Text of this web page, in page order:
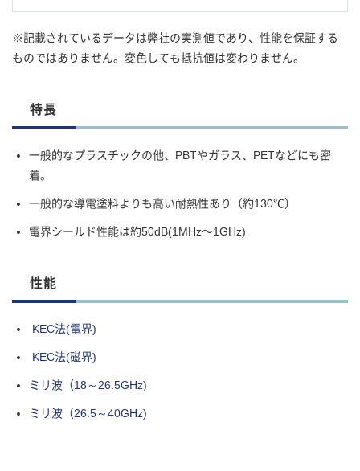
※記載されているデータは弊社の実測値であり、性能を保証する
ものではありません。変色しても抵抗値は変わりません。
特長
一般的なプラスチックの他、PBTやガラス、PETなどにも密
着。
一般的な導電塗料よりも高い耐熱性あり（約130℃）
電界シールド性能は約50dB(1MHz〜1GHz)
性能
KEC法(電界)
KEC法(磁界)
ミリ波（18～26.5GHz)
ミリ波（26.5～40GHz)